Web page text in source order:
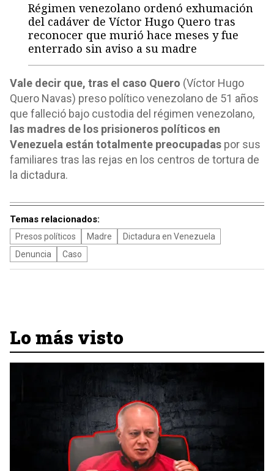
Régimen venezolano ordenó exhumación
del cadáver de Víctor Hugo Quero tras
reconocer que murió hace meses y fue
enterrado sin aviso a su madre
Vale decir que, tras el caso Quero (Víctor Hugo
Quero Navas) preso político venezolano de 51 años
que falleció bajo custodia del régimen venezolano,
las madres de los prisioneros políticos en
Venezuela están totalmente preocupadas por sus
familiares tras las rejas en los centros de tortura de
la dictadura.
Temas relacionados:
Presos políticos Madre
Dictadura en Venezuela
Denuncia
Caso
Lo más visto